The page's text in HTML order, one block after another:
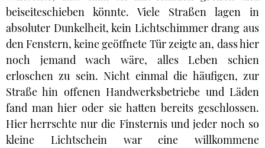
beiseiteschieben könnte. Viele Straßen lagen in
absoluter Dunkelheit, kein Lichtschimmer drang aus
den Fenstern, keine geöffnete Tür zeigte an, dass hier
noch jemand wach wäre, alles Leben schien
erloschen zu sein. Nicht einmal die häufigen, zur
Straße hin offenen Handwerksbetriebe und Läden
fand man hier oder sie hatten bereits geschlossen.
Hier herrschte nur die Finsternis und jeder noch so
kleine Lichtschein war eine willkommene